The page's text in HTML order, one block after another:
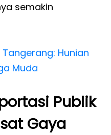
semakin
Hunian
Muda
Publik
Gaya